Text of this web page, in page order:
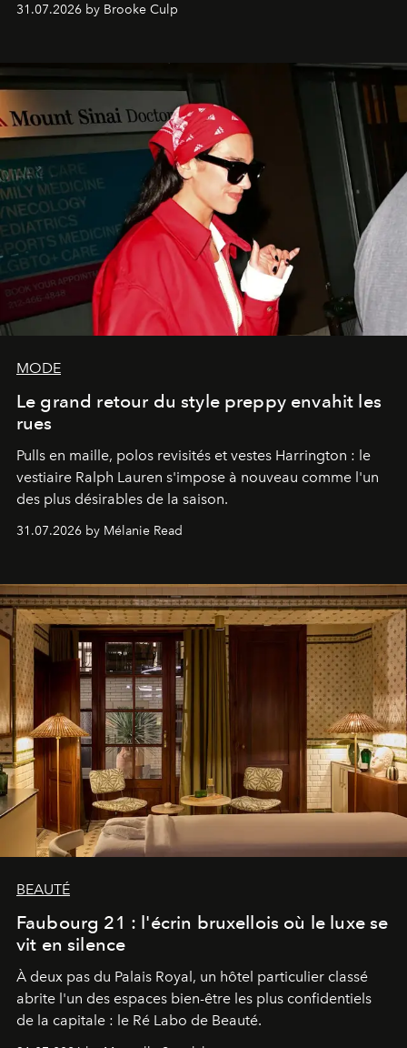
31.07.2026 by Brooke Culp
MODE
Le grand retour du style preppy envahit les
rues
Pulls en maille, polos revisités et vestes Harrington : le
vestiaire Ralph Lauren s'impose à nouveau comme l'un
des plus désirables de la saison.
31.07.2026 by Mélanie Read
BEAUTÉ
Faubourg 21 : l'écrin bruxellois où le luxe se
vit en silence
À deux pas du Palais Royal, un hôtel particulier classé
abrite l'un des espaces bien-être les plus confidentiels
de la capitale : le Ré Labo de Beauté.